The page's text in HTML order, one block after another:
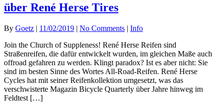
über René Herse Tires
By Goetz | 11/02/2019 | No Comments | Info
Join the Church of Suppleness! René Herse Reifen sind
Straßenreifen, die dafür entwickelt wurden, im gleichen Maße auch
offroad gefahren zu werden. Klingt paradox? Ist es aber nicht: Sie
sind im besten Sinne des Wortes All-Road-Reifen. René Herse
Cycles hat mit seiner Reifenkollektion umgesetzt, was das
verschwisterte Magazin Bicycle Quarterly über Jahre hinweg im
Feldtest […]